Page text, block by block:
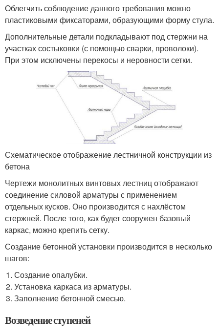
Облегчить соблюдение данного требования можно
пластиковыми фиксаторами, образующими форму стула.
Дополнительные детали подкладывают под стержни на
участках состыковки (с помощью сварки, проволоки).
При этом исключены перекосы и неровности сетки.
Схематическое отображение лестничной конструкции из
бетона
Чертежи монолитных винтовых лестниц отображают
соединение силовой арматуры с применением
отдельных кусков. Оно производится с нахлёстом
стержней. После того, как будет сооружен базовый
каркас, можно крепить сетку.
Создание бетонной установки производится в несколько
шагов:
Создание опалубки.
Установка каркаса из арматуры.
Заполнение бетонной смесью.
Возведение ступеней